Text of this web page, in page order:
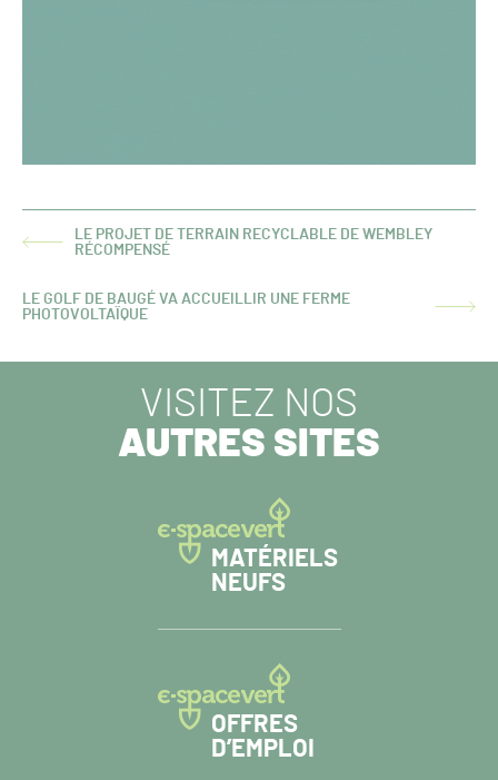
ARTICLE
LE PROJET DE TERRAIN RECYCLABLE DE WEMBLEY
RÉCOMPENSÉ
ARTICLE
LE GOLF DE BAUGÉ VA ACCUEILLIR UNE FERME
PHOTOVOLTAÏQUE
VISITEZ NOS
AUTRES SITES
MATÉRIELS
NEUFS
OFFRES
D’EMPLOI